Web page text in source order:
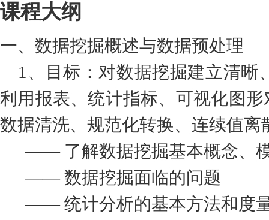
课程大纲
一、数据挖掘概述与数据预处理
1、目标：对数据挖掘建立清晰
利用报表、统计指标、可视化图
数据清洗、规范化转换、连续值
—— 了解数据挖掘基本概念、模
—— 数据挖掘面临的问题
—— 统计分析的基本方法和度